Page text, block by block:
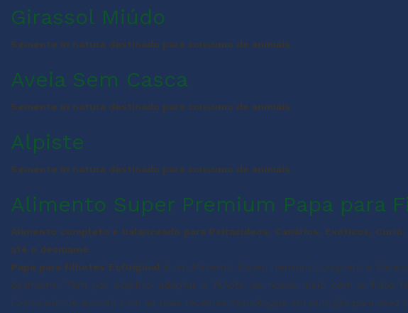
Girassol Miúdo
Semente in natura destinado para consumo de animais
Aveia Sem Casca
Semente in natura destinado para consumo de animais
Alpiste
Semente in natura destinado para consumo de animais
Alimento Super Premium Papa para
Alimento completo e balanceado para Psitacídeos, Canários, Exóticos,
até o desmame.
Papa para filhotes EcOriginal é um Alimento Super Premium Completo e
desmame. Tem por objetivo adaptar o filhote ao nosso meio com o trato
formulado de acordo com as mais recentes tecnologias em nutrição para aves